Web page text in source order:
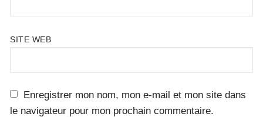
SITE WEB
Enregistrer mon nom, mon e-mail et mon site dans
le navigateur pour mon prochain commentaire.